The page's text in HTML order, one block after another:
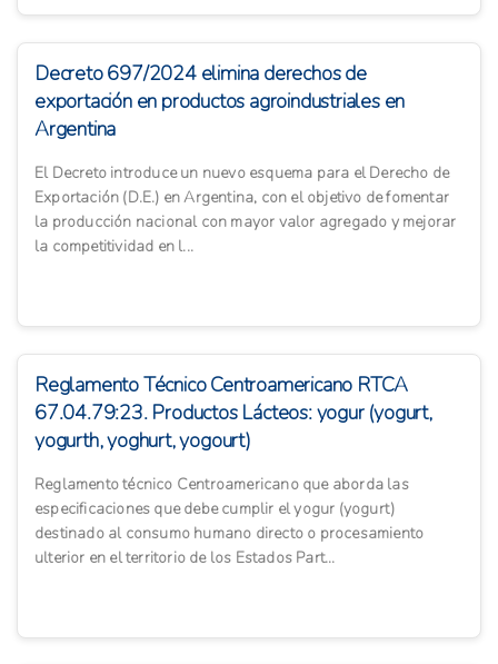
Decreto 697/2024 elimina derechos de
exportación en productos agroindustriales en
Argentina
El Decreto introduce un nuevo esquema para el Derecho de
Exportación (D.E.) en Argentina, con el objetivo de fomentar
la producción nacional con mayor valor agregado y mejorar
la competitividad en l...
Reglamento Técnico Centroamericano RTCA
67.04.79:23. Productos Lácteos: yogur (yogurt,
yogurth, yoghurt, yogourt)
Reglamento técnico Centroamericano que aborda las
especificaciones que debe cumplir el yogur (yogurt)
destinado al consumo humano directo o procesamiento
ulterior en el territorio de los Estados Part...